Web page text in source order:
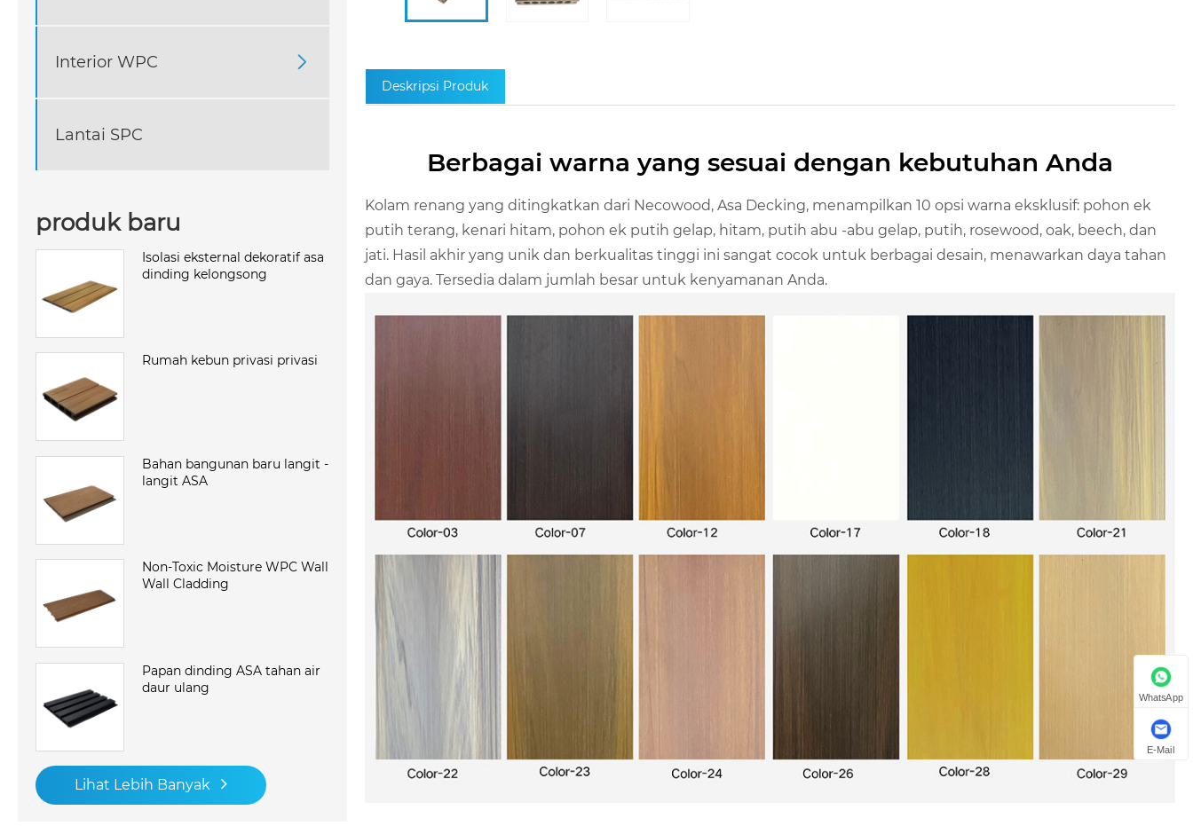
Interior WPC 
Lantai SPC
produk baru
Isolasi eksternal dekoratif asa
dinding kelongsong
Rumah kebun privasi privasi
Bahan bangunan baru langit -
langit ASA
Non-Toxic Moisture WPC Wall
Wall Cladding
Papan dinding ASA tahan air
daur ulang
Lihat Lebih Banyak
Deskripsi Produk
Berbagai warna yang sesuai dengan kebutuhan Anda
Kolam renang yang ditingkatkan dari Necowood, Asa Decking, menampilkan 10 opsi warna eksklusif: pohon ek
putih terang, kenari hitam, pohon ek putih gelap, hitam, putih abu -abu gelap, putih, rosewood, oak, beech, dan
jati. Hasil akhir yang unik dan berkualitas tinggi ini sangat cocok untuk berbagai desain, menawarkan daya tahan
dan gaya. Tersedia dalam jumlah besar untuk kenyamanan Anda.
WhatsApp
E-Mail